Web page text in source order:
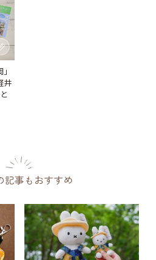
井
記事もおすすめ